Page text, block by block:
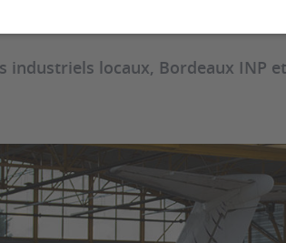
industriels locaux, Bordeaux INP